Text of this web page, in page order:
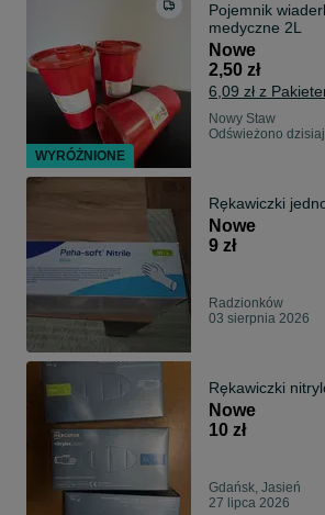
Pojemnik
medyczne 2L
Nowe
2,50 zł
6,09 zł z
Nowy Staw
Odświeżono
Rękawiczki
Nowe
9 zł
Radzionków
03 sierpnia 2026
Rękawiczki
Nowe
10 zł
Gdańsk, Jasień
27 lipca 2026
WYRÓŻNIONE